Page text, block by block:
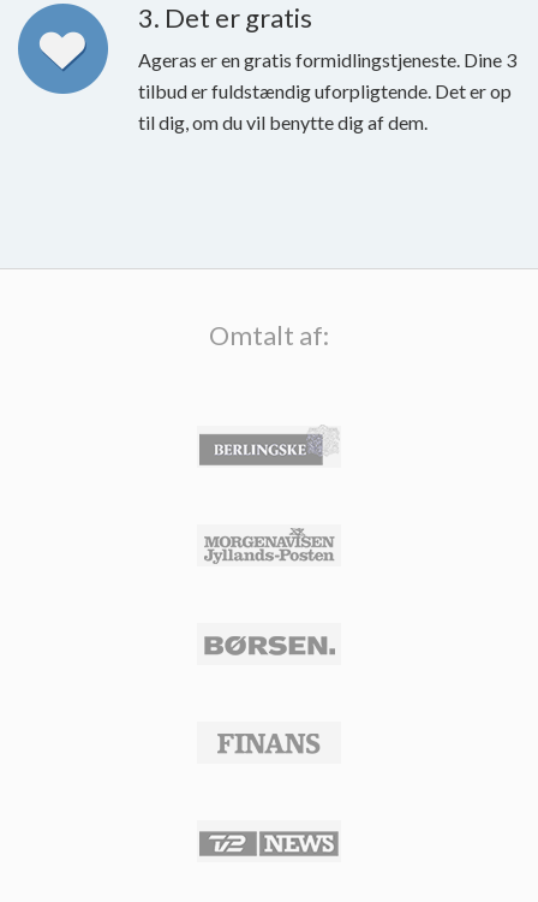
3. Det er gratis
Ageras er en gratis formidlingstjeneste. Dine 3
tilbud er fuldstændig uforpligtende. Det er op
til dig, om du vil benytte dig af dem.
Omtalt af: